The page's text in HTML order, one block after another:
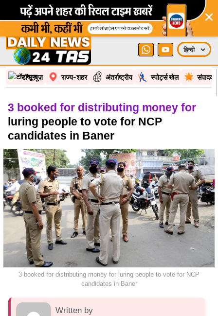
×
टॉप न्यूज़ राज्य-शहर अंतर्राष्ट्रीय स्पोर्ट्स खेल
3 booked for distributing money for
luring people to vote for NCP
candidates in Baner
3 booked for distributing money for luring people to vote for NCP
candidates in Baner
Written by